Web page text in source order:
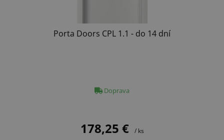
Porta Doors CPL 1.1 - do 14 dní
Doprava
178,25 € / ks